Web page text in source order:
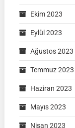
Ekim 2023
Eylül 2023
Ağustos 2023
Temmuz 2023
Haziran 2023
Mayıs 2023
Nisan 2023